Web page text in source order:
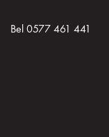
Bel 0577 461 441